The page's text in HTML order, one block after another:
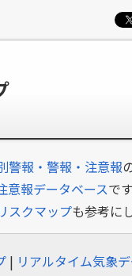
警報・警報・注意報
意報データベースで
スクマップも参考に
| リアルタイム気象